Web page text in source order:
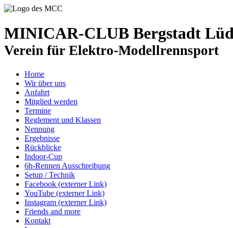
MINICAR-CLUB Bergstadt
Verein für Elektro-Modellrennsport
Home
Wir über uns
Anfahrt
Mitglied werden
Termine
Reglement und Klassen
Nennung
Ergebnisse
Rückblicke
Indoor-Cup
6h-Rennen Ausschreibung
Setup / Technik
Facebook (externer Link)
YouTube (externer Link)
Instagram (externer Link)
Friends and more
Kontakt